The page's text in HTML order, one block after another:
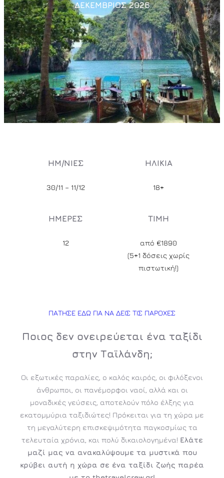
ΔΕΚΕΜΒΡΙΟΣ 2026
ΗΜ/ΝΙΕΣ
30/11 – 11/12
ΗΛΙΚΙΑ
18+
ΗΜΕΡΕΣ
12
ΤΙΜΗ
από €1890
(5+1 δόσεις χωρίς
πιστωτική!)
ΠΑΤΗΣΕ ΕΔΩ ΓΙΑ ΝΑ ΔΕΙΣ ΤΙΣ ΠΑΡΟΧΕΣ
Ποιος δεν ονειρεύεται ένα ταξίδι
στην Ταϊλάνδη;
Οι εξωτικές παραλίες, ο καλός καιρός, οι φιλόξενοι
άνθρωποι, οι πανέμορφοι ναοί, αλλά και οι
μοναδικές γεύσεις, αποτελούν πόλο έλξης για
εκατομμύρια ταξιδιώτες! Πρόκειται για τη χώρα με
τη μεγαλύτερη επισκεψιμότητα παγκοσμίως τα
τελευταία χρόνια, και πολύ δικαιολογημένα! Ελάτε
μαζί μας να ανακαλύψουμε τα μυστικά που
κρύβει αυτή η χώρα σε ένα ταξίδι ζωής παρέα